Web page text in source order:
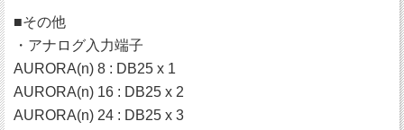
■その他
・アナログ入力端子
AURORA(n) 8 : DB25 x 1
AURORA(n) 16 : DB25 x 2
AURORA(n) 24 : DB25 x 3